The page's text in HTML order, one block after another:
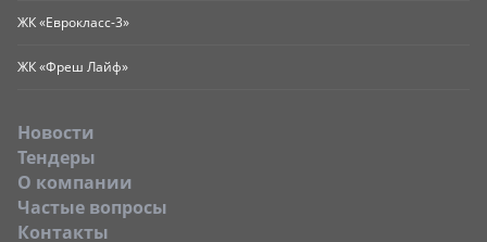
ЖК «Еврокласс-3»
ЖК «Фреш Лайф»
Новости
Тендеры
O компании
Частые вопросы
Контакты